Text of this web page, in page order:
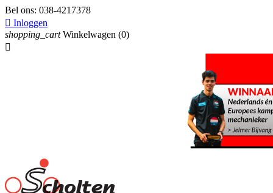
Bel ons: 038-4217378
 Inloggen
shopping_cart Winkelwagen (0)
